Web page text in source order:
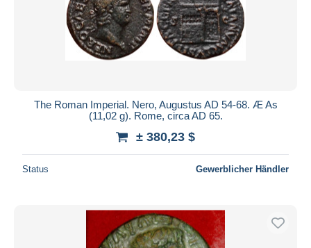
The Roman Imperial. Nero, Augustus AD 54-68. Æ As
(11,02 g). Rome, circa AD 65.
± 380,23 $
Status Gewerblicher Händler